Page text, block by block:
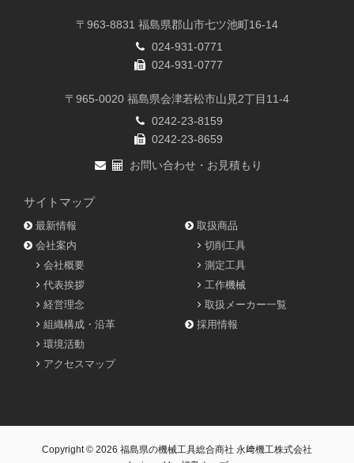
〒963-8831 福島県郡山市七ツ池町16-14
024-931-0771
024-931-0777
〒965-0020 福島県会津若松市山見2丁目11-4
0242-23-8159
0242-23-8659
お問い合わせ・お見積もり
サイトマップ
最新情報
会社案内
会社概要
代表挨拶
経営理念
組織構成・沿革
環境活動
アクセスマップ
取扱商品
切削工具
測定工具
工作機械
取扱メーカー一覧
採用情報
Copyright © 2026 福島県の機械工具総合商社 永﨑機工株式会社